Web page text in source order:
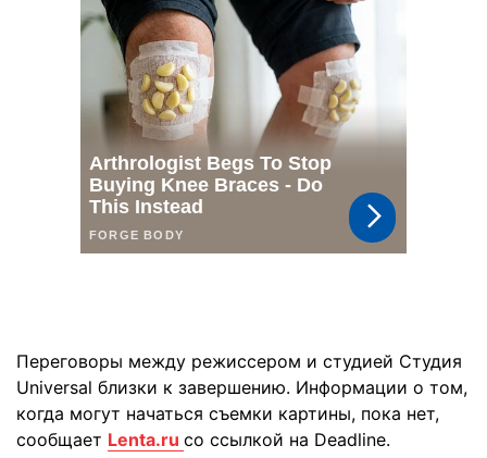
Переговоры между режиссером и студией Студия
Universal близки к завершению. Информации о том,
когда могут начаться съемки картины, пока нет,
сообщает Lenta.ru со ссылкой на Deadline.